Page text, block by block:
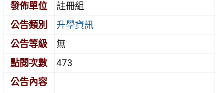
發佈單位
註冊組
公告類別
升學資訊
公告等級
無
點閱次數
473
公告內容